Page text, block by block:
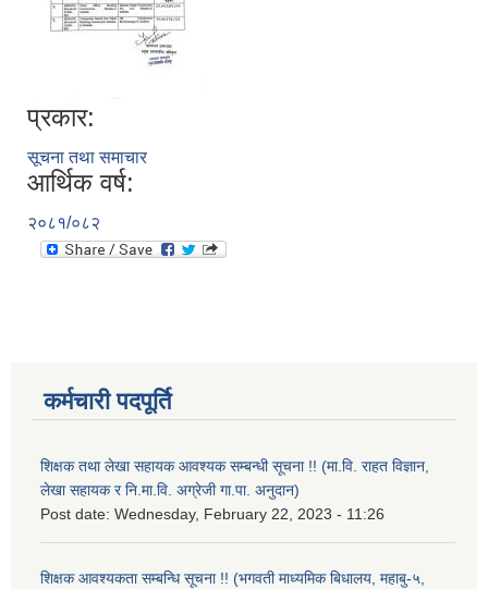
प्रकार:
सूचना तथा समाचार
आर्थिक वर्ष:
२०८१/०८२
कर्मचारी पदपूर्ति
शिक्षक तथा लेखा सहायक आवश्यक सम्बन्धी सूचना !! (मा.वि. राहत विज्ञान,
लेखा सहायक र नि.मा.वि. अग्रेजी गा.पा. अनुदान)
Post date: Wednesday, February 22, 2023 - 11:26
शिक्षक आवश्यकता सम्बन्धि सूचना !! (भगवती माध्यमिक बिधालय, महाबु-५,